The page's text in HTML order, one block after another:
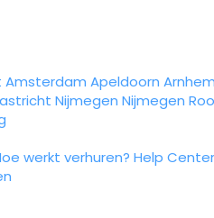
Amsterdam Apeldoorn Arnhem
Nijmegen Nijmegen
werkt verhuren? Help Center